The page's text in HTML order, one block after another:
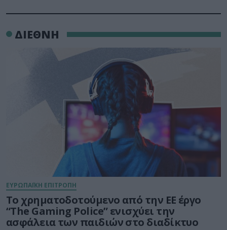
ΔΙΕΘΝΗ
ΕΥΡΩΠΑΪΚΗ ΕΠΙΤΡΟΠΗ
Το χρηματοδοτούμενο από την ΕΕ έργο
“The Gaming Police” ενισχύει την
ασφάλεια των παιδιών στο διαδίκτυο